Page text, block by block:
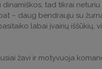
tad tikrai
– daug bendrauju su
labai įvairių iššūkių,
žavi ir motyvuoja